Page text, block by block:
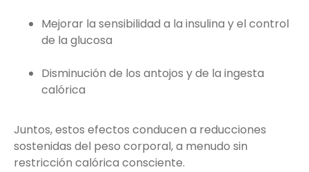
Mejorar la sensibilidad a la insulina y el control
de la glucosa
Disminución de los antojos y de la ingesta
calórica
Juntos, estos efectos conducen a reducciones
sostenidas del peso corporal, a menudo sin
restricción calórica consciente.